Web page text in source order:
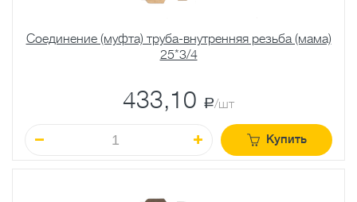
Соединение (муфта) труба-внутренняя резьба (мама)
25*3/4
433,10 a/шт
Купить